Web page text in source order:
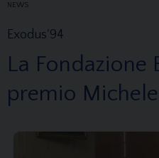
NEWS
Exodus'94
La Fondazione
premio